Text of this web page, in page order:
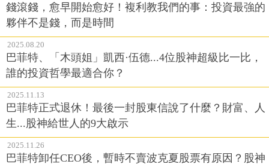
錢滾錢，愈早開始愈好！複利教我們的事：投資最強的
夥伴不是錢，而是時間
2025.08.20
巴菲特、「木頭姐」凱西·伍德...4位股神超級比一比，
誰的投資哲學最適合你？
2025.11.13
巴菲特正式退休！最後一封股東信說了什麼？財富、人
生...股神給世人的9大啟示
2025.11.26
巴菲特卸任CEO後，暫時不賣波克夏股票有原因？股神